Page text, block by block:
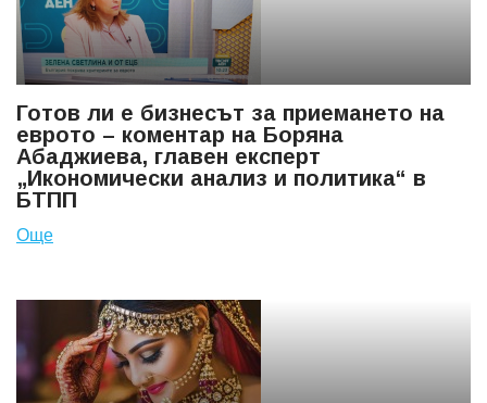
Готов ли е бизнесът за приемането на
еврото – коментар на Боряна
Абаджиева, главен експерт
„Икономически анализ и политика“ в
БТПП
Още